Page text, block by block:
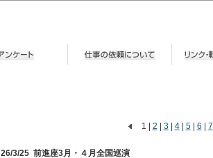
1 2 3| 4| 5| 6 7
26/3/25 前進座3月・４月全国巡演